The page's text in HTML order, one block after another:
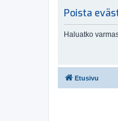
Poista
Haluatko
Etusivu